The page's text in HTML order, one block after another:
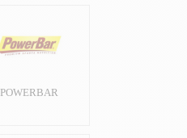
POWERBAR